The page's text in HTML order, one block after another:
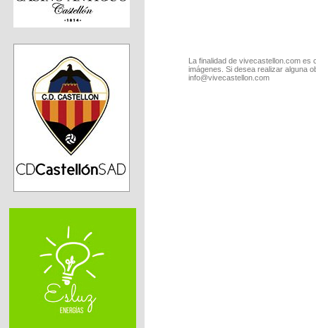
La finalidad de vivecastellon.com
imágenes. Si desea realizar alguna
info@vivecastellon.com